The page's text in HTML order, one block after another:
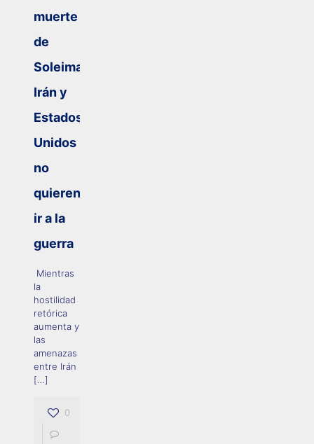
muerte
de
Soleimaní,
Irán y
Estados
Unidos
no
quieren
ir a la
guerra
Mientras
la
hostilidad
retórica
aumenta y
las
amenazas
entre Irán
[…]
0